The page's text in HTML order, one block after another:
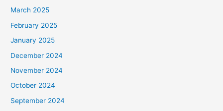
March 2025
February 2025
January 2025
December 2024
November 2024
October 2024
September 2024